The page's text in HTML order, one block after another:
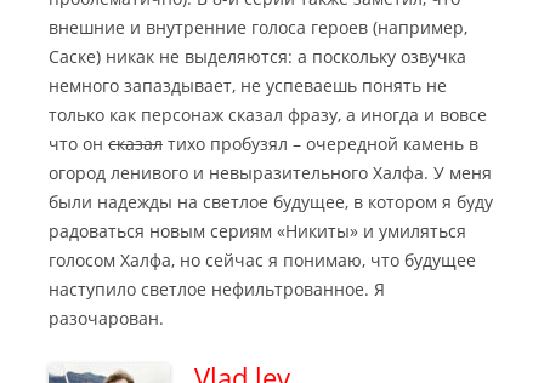
внешние и внутренние голоса героев (например,
Саске) никак не выделяются: а поскольку озвучка
немного запаздывает, не успеваешь понять не
только как персонаж сказал фразу, а иногда и вовсе
что он сказал тихо пробузял – очередной камень в
огород ленивого и невыразительного Халфа. У меня
были надежды на светлое будущее, в котором я буду
радоваться новым сериям «Никиты» и умиляться
голосом Халфа, но сейчас я понимаю, что будущее
наступило светлое нефильтрованное. Я
разочарован.